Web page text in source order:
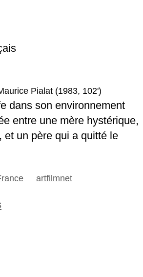
Pialat (1983, 102')
dans son environnement
entre une mère hystérique,
et un père qui a quitté le
artfilmnet